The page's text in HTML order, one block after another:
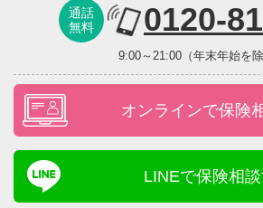
通話
無料
0120-
9:00～21:00（年末年始を除
オンラインで保険
LINEで保険相